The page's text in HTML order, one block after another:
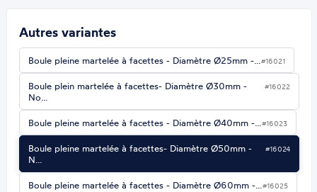
Autres variantes
Boule pleine martelée à facettes - Diamètre Ø25mm -…#16021
Boule plein martelée à facettes- Diamètre Ø30mm -
No…
#16022
Boule pleine martelée à facettes - Diamètre Ø40mm -…#16023
Boule pleine martelée à facettes- Diamètre Ø50mm -
N…
#16024
Boule pleine martelée à facettes - Diamètre Ø60mm -…#16025